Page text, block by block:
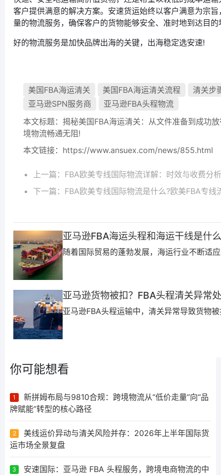
客户提供满意的解决方案。安速货运始终以客户满意为宗
量的物流服务，确保客户的货物能够安全、准时地到达目的
好的物流服务是加快品牌出海的关键，出海稳定选安速!
美国FBA海运清关 美国FBA海运清关流程
清关步
亚马逊SPN服务商
亚马逊FBA头程物流
本文标题：揭秘美国FBA海运清关：从文件准备到成功
境物流畅通无阻!
本文链接： https://www.ansuex.com/news/855.html
上一篇： FBA欧美专线国际物流详解：时效与收费分
下一篇： FBA欧美专线国际物流是什么?欧美FBA专线
亚马逊FBA海运头程和海运干线是什
随着国际贸易的蓬勃发展，海运行业不断适
亚马逊货物被扣？FBA头程清关异常
亚马逊FBA头程运输中，清关异常导致货物
你可能想看
1
新拼姆布局与9810合规：跨境物流从“低价走量”向“品
牌赋能”转型的核心路径
2
美线运价异动与清关风险并存：2026年上半年国际货
运市场全景复盘
3
安速国际：亚马逊 FBA 头程服务，跨境电商物流的中